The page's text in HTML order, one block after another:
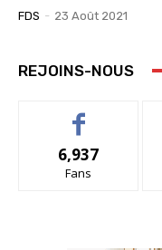
FDS - 23 Août 2021
REJOINS-NOUS
6,937
Fans